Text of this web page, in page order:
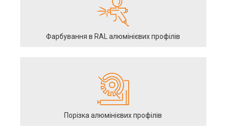
Фарбування в RAL алюмінієвих профілів
Порізка алюмінієвих профілів